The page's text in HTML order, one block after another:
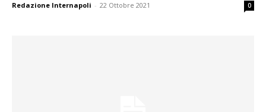
Redazione Internapoli - 22 Ottobre 2021 0